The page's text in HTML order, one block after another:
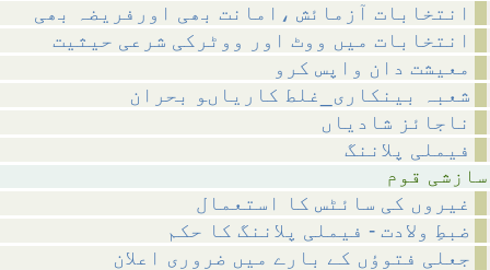
انتخابات آزمائش ،امانت بھی اورفریضہ بھی
انتخابات میں ووٹ اور ووٹرکی شرعی حیثیت
معیشت دان واپس کرو
شعبہ بینکاری_غلط کاریاںو بحران
ناجائز شادیاں
فیملی پلاننگ
غیروں کی سائٹس کا استعمال
ضبطِ ولادت - فیملی پلاننگ کا حکم
جعلی فتوؤں کے بارے میں ضروری اعلان